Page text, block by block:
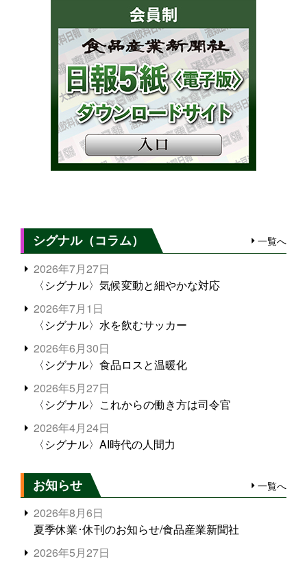
シグナル（コラム） 一覧へ
2026年7月27日
〈シグナル〉気候変動と細やかな対応
2026年7月1日
〈シグナル〉水を飲むサッカー
2026年6月30日
〈シグナル〉食品ロスと温暖化
2026年5月27日
〈シグナル〉これからの働き方は司令官
2026年4月24日
〈シグナル〉AI時代の人間力
お知らせ 一覧へ
2026年8月6日
夏季休業･休刊のお知らせ/食品産業新聞社
2026年5月27日